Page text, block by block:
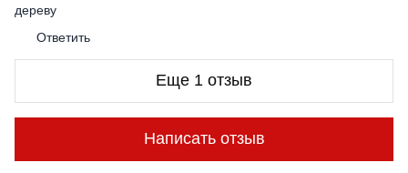
дереву
Ответить
Еще 1 отзыв
Написать отзыв